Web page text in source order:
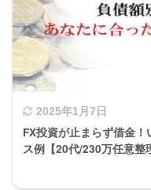
2025年1月7日
FX投資が止まらず借金
ス例【20代/230万任意整